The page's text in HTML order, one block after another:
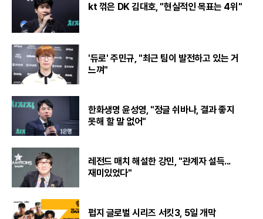
kt 꺾은 DK 김대호, "현실적인 목표는 4위"
'듀로' 주민규, "최근 팀이 발전하고 있는 거
느껴"
한화생명 윤성영, "정글 쉬바나, 결과 좋지
못해 할 말 없어"
레전드 매치 해설한 강민, "관계자 설득...
재미있었다"
펍지 글로벌 시리즈 서킷3, 5일 개막